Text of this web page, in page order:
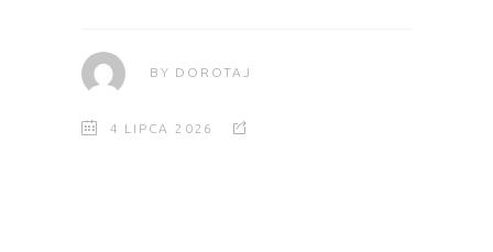
BY DOROTAJ
4 LIPCA 2026